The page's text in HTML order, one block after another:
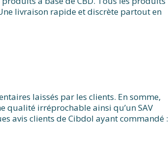
livraison rapide et discrète partout en
laissés par les clients. En somme,
qualité irréprochable ainsi qu’un SAV
avis clients de Cibdol ayant commandé :